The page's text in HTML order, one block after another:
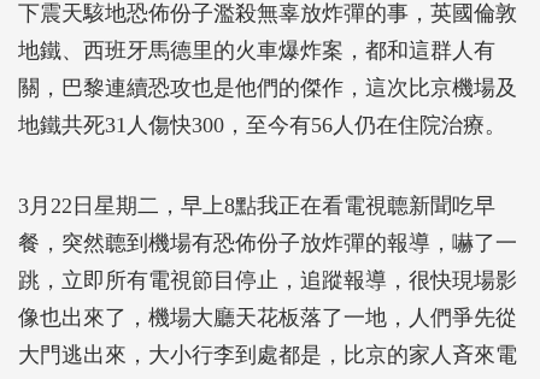
下震天駭地恐佈份子濫殺無辜放炸彈的事，英國倫敦
地鐵、西班牙馬德里的火車爆炸案，都和這群人有
關，巴黎連續恐攻也是他們的傑作，這次比京機場及
地鐵共死31人傷快300，至今有56人仍在住院治療。
3月22日星期二，早上8點我正在看電視聼新聞吃早
餐，突然聼到機場有恐佈份子放炸彈的報導，嚇了一
跳，立即所有電視節目停止，追蹤報導，很快現場影
像也出來了，機場大廳天花板落了一地，人們爭先從
大門逃出來，大小行李到處都是，比京的家人斉來電